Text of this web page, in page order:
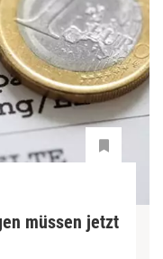
müssen jetzt